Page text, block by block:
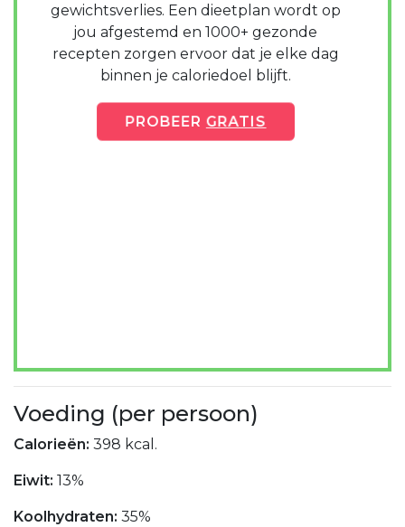
gewichtsverlies. Een dieetplan wordt op
jou afgestemd en 1000+ gezonde
recepten zorgen ervoor dat je elke dag
binnen je caloriedoel blijft.
PROBEER GRATIS
Voeding (per persoon)
Calorieën: 398 kcal.
Eiwit: 13%
Koolhydraten: 35%